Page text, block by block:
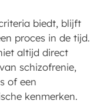
biedt, blijft
proces in de tijd.
altijd direct
schizofrenie,
of een
kenmerken.